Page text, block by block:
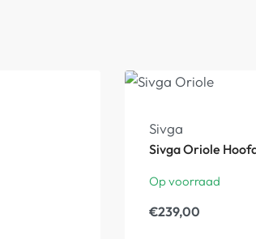
Sivga
Sivga Oriole
Op voorraad
€239,00